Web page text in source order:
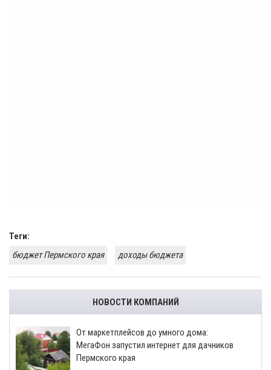
Теги:
бюджет Пермского края
доходы бюджета
НОВОСТИ КОМПАНИЙ
От маркетплейсов до умного дома:
МегаФон запустил интернет для дачников
Пермского края